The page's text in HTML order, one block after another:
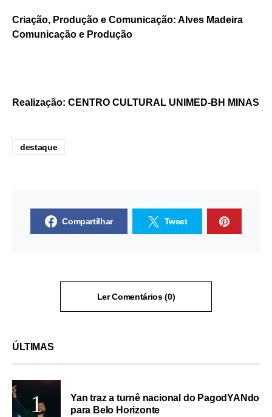
Criação, Produção e Comunicação: Alves Madeira
Comunicação e Produção
Realização: CENTRO CULTURAL UNIMED-BH MINAS
destaque
Compartilhar Tweet
Ler Comentários (0)
ÚLTIMAS
Yan traz a turnê nacional do PagodYANdo
para Belo Horizonte